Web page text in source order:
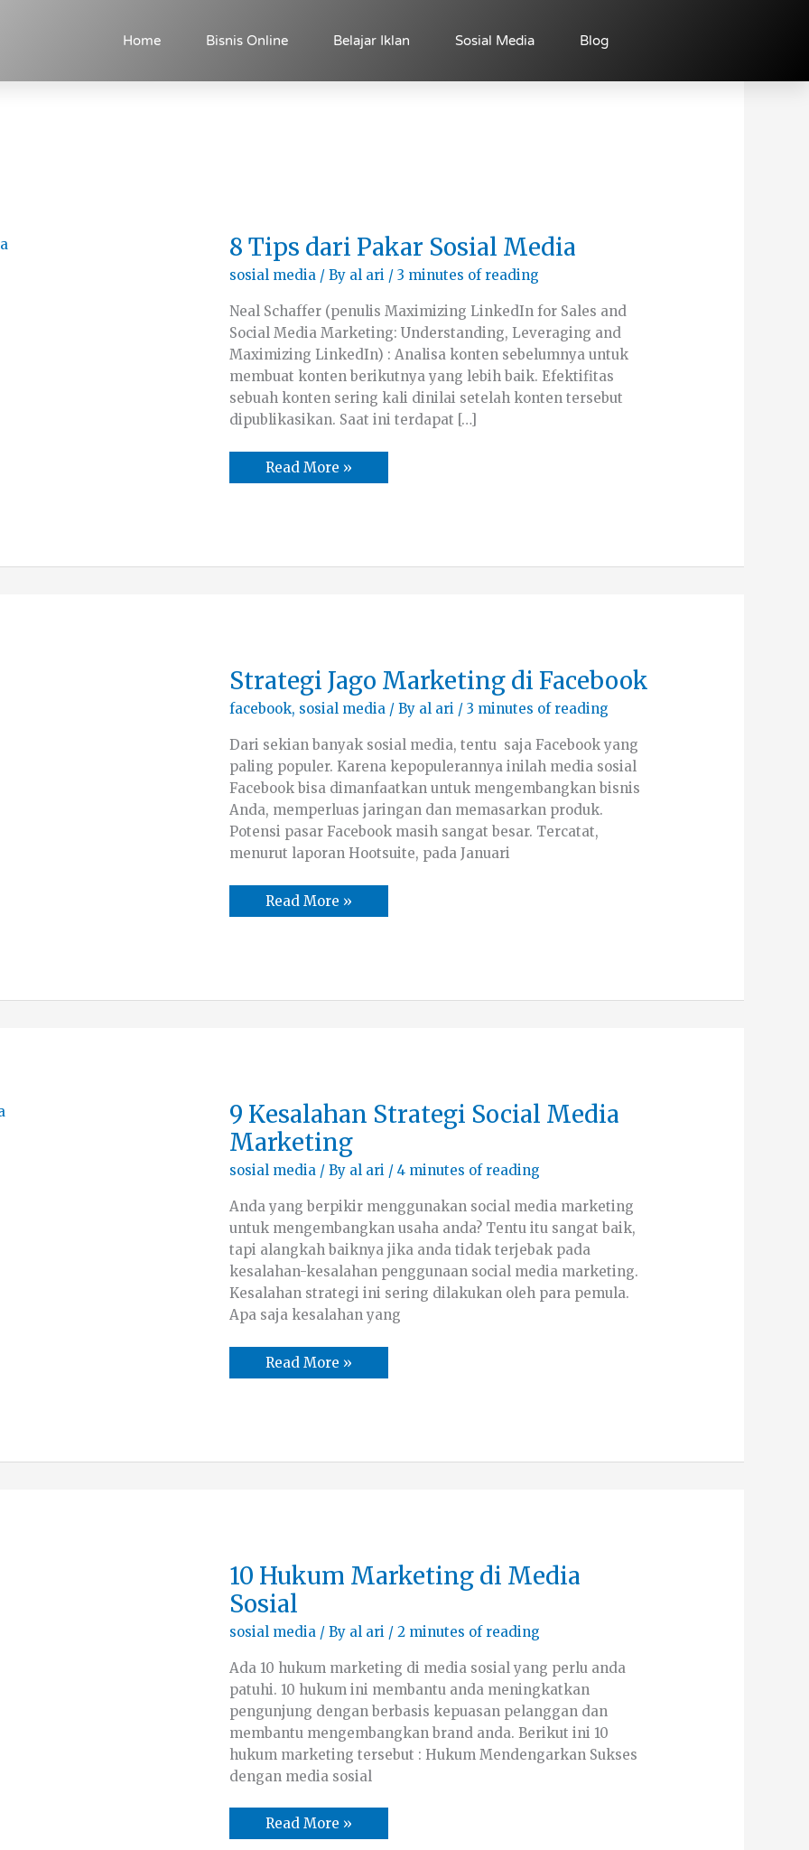
Home Bisnis Online Belajar Iklan Sosial Media Blog
8 Tips dari Pakar Sosial Media
sosial media / By al ari / 3 minutes of reading
Neal Schaffer (penulis Maximizing LinkedIn for Sales and
Social Media Marketing: Understanding, Leveraging and
Maximizing LinkedIn) : Analisa konten sebelumnya untuk
membuat konten berikutnya yang lebih baik. Efektifitas
sebuah konten sering kali dinilai setelah konten tersebut
dipublikasikan. Saat ini terdapat […]
8
Tips
dari
Pakar
Media
Read More »
Strategi Jago Marketing di Facebook
facebook, sosial media / By al ari / 3 minutes of reading
Dari sekian banyak sosial media, tentu saja Facebook yang
paling populer. Karena kepopulerannya inilah media sosial
Facebook bisa dimanfaatkan untuk mengembangkan bisnis
Anda, memperluas jaringan dan memasarkan produk.
Potensi pasar Facebook masih sangat besar. Tercatat,
menurut laporan Hootsuite, pada Januari
Strategi
Jago
Marketing
di
Read More »
9 Kesalahan Strategi Social Media
Marketing
sosial media / By al ari / 4 minutes of reading
Anda yang berpikir menggunakan social media marketing
untuk mengembangkan usaha anda? Tentu itu sangat baik,
tapi alangkah baiknya jika anda tidak terjebak pada
kesalahan-kesalahan penggunaan social media marketing.
Kesalahan strategi ini sering dilakukan oleh para pemula.
Apa saja kesalahan yang
9
Kesalahan
Strategi
Social
Media
Marketing
Read More »
10 Hukum Marketing di Media
Sosial
sosial media / By al ari / 2 minutes of reading
Ada 10 hukum marketing di media sosial yang perlu anda
patuhi. 10 hukum ini membantu anda meningkatkan
pengunjung dengan berbasis kepuasan pelanggan dan
membantu mengembangkan brand anda. Berikut ini 10
hukum marketing tersebut : Hukum Mendengarkan Sukses
dengan media sosial
10
Hukum
Marketing
di
Media
Sosial
Read More »